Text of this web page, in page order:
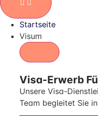
Startseite
Visum
Visa-Erwerb
Unsere Visa-
Team begleitet Sie